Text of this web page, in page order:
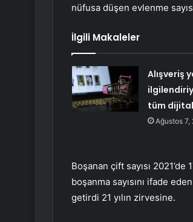
nüfusa düşen evlenme
İlgili Makaleler
Alışveriş
tüm
Ağustos 7,
Boşanan çift sayısı
boşanma sayısını ifade
getirdi 21 yılın zirvesine.